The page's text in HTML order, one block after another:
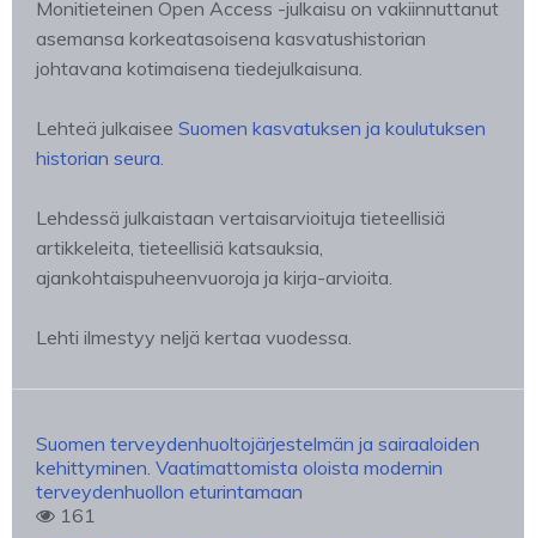
Monitieteinen Open Access -julkaisu on vakiinnuttanut
asemansa korkeatasoisena kasvatushistorian
johtavana kotimaisena tiedejulkaisuna.
Lehteä julkaisee Suomen kasvatuksen ja koulutuksen
historian seura.
Lehdessä julkaistaan vertaisarvioituja tieteellisiä
artikkeleita, tieteellisiä katsauksia,
ajankohtaispuheenvuoroja ja kirja-arvioita.
Lehti ilmestyy neljä kertaa vuodessa.
Suomen terveydenhuoltojärjestelmän ja sairaaloiden
kehittyminen. Vaatimattomista oloista modernin
terveydenhuollon eturintamaan
161